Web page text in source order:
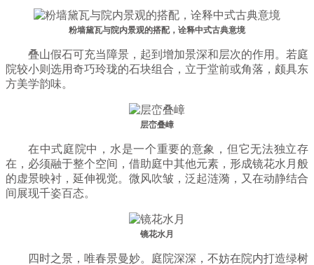
粉墙黛瓦与院内景观的搭配，诠释中式古典意境
叠山假石可充当障景，起到增加景深和层次的作用。若庭
院较小则选用奇巧玲珑的石块组合，立于堂前或角落，颇具东
方美学韵味。
层峦叠嶂
在中式庭院中，水是一个重要的意象，但它无法独立存
在，必须融于整个空间，借助庭中其他元素，形成镜花水月般
的虚景映衬，延伸视觉。微风吹皱，泛起涟漪，又在动静结合
间展现千姿百态。
镜花水月
四时之景，唯春景曼妙。庭院深深，不妨在院内打造绿树